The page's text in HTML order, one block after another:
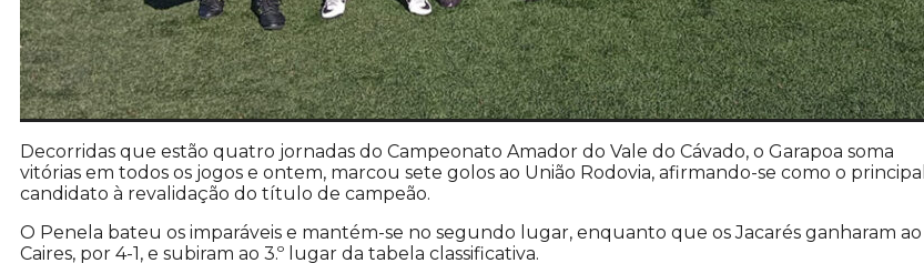
Decorridas que estão quatro jornadas do Campeonato Amador do Vale do Cávado, o Garapoa soma
vitórias em todos os jogos e ontem, marcou sete golos ao União Rodovia, afirmando-se como o principal
candidato à revalidação do título de campeão.
O Penela bateu os imparáveis e mantém-se no segundo lugar, enquanto que os Jacarés ganharam ao
Caires, por 4-1, e subiram ao 3.º lugar da tabela classificativa.